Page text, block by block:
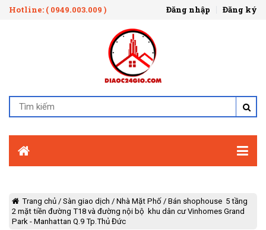
Hotline: ( 0949.003.009 ) Đăng nhập Đăng ký
Trang chủ / Sàn giao dịch / Nhà Mặt Phố / Bán shophouse 5 tầng
2 mặt tiền đường T18 và đường nội bộ khu dân cư Vinhomes Grand
Park - Manhattan Q.9 Tp.Thủ Đức